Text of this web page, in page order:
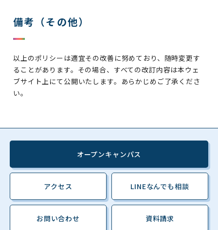
備考（その他）
以上のポリシーは適宜その改善に努めており、随時変更す
ることがあります。その場合、すべての改訂内容は本ウェ
ブサイト上にて公開いたします。あらかじめご了承くださ
い。
オープンキャンパス
アクセス LINEなんでも相談
お問い合わせ 資料請求